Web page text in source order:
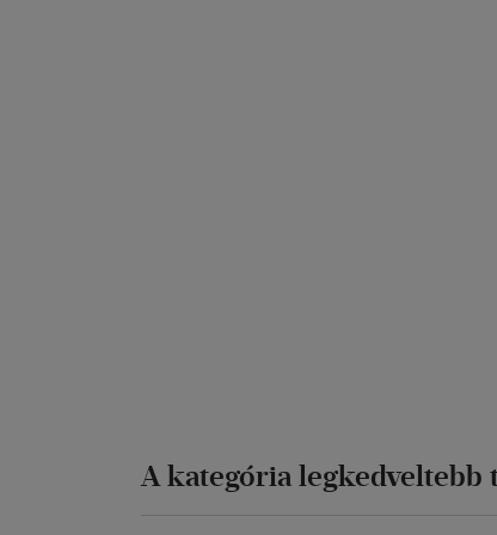
A kategória legkedveltebb